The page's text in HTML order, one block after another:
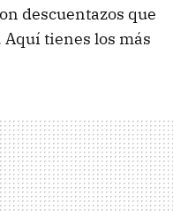
descuentazos que
Aquí tienes los más